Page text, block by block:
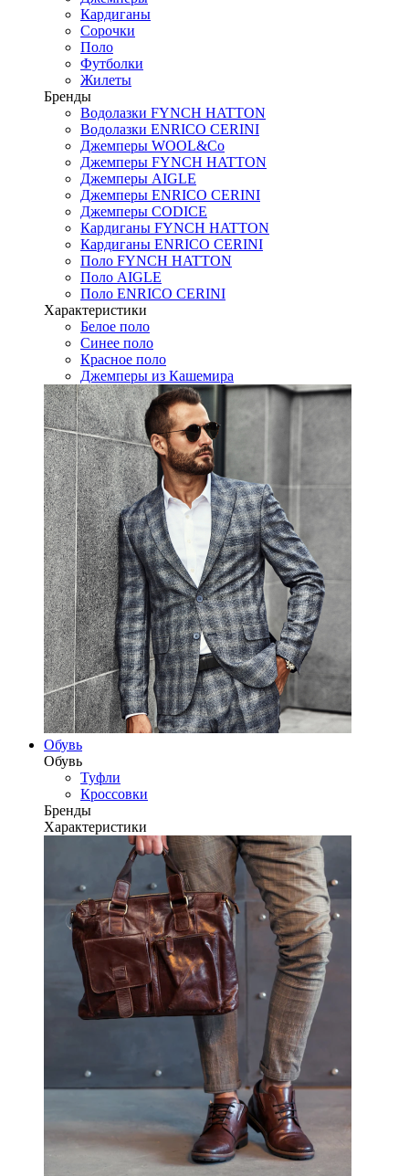
Кардиганы
Сорочки
Поло
Футболки
Жилеты
Бренды
Водолазки FYNCH HATTON
Водолазки ENRICO CERINI
Джемперы WOOL&Co
Джемперы FYNCH HATTON
Джемперы AIGLE
Джемперы ENRICO CERINI
Джемперы CODICE
Кардиганы FYNCH HATTON
Кардиганы ENRICO CERINI
Поло FYNCH HATTON
Поло AIGLE
Поло ENRICO CERINI
Характеристики
Белое поло
Синее поло
Красное поло
Джемперы из Кашемира
Обувь
Обувь
Туфли
Кроссовки
Бренды
Характеристики